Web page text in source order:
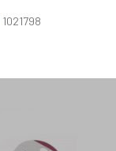
1021798